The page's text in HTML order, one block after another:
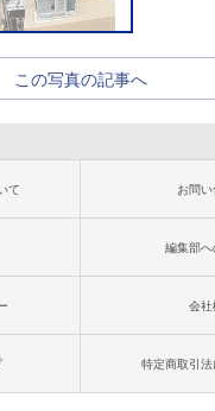
この写真の記事へ
て お問
編集部
会社
特定商取引